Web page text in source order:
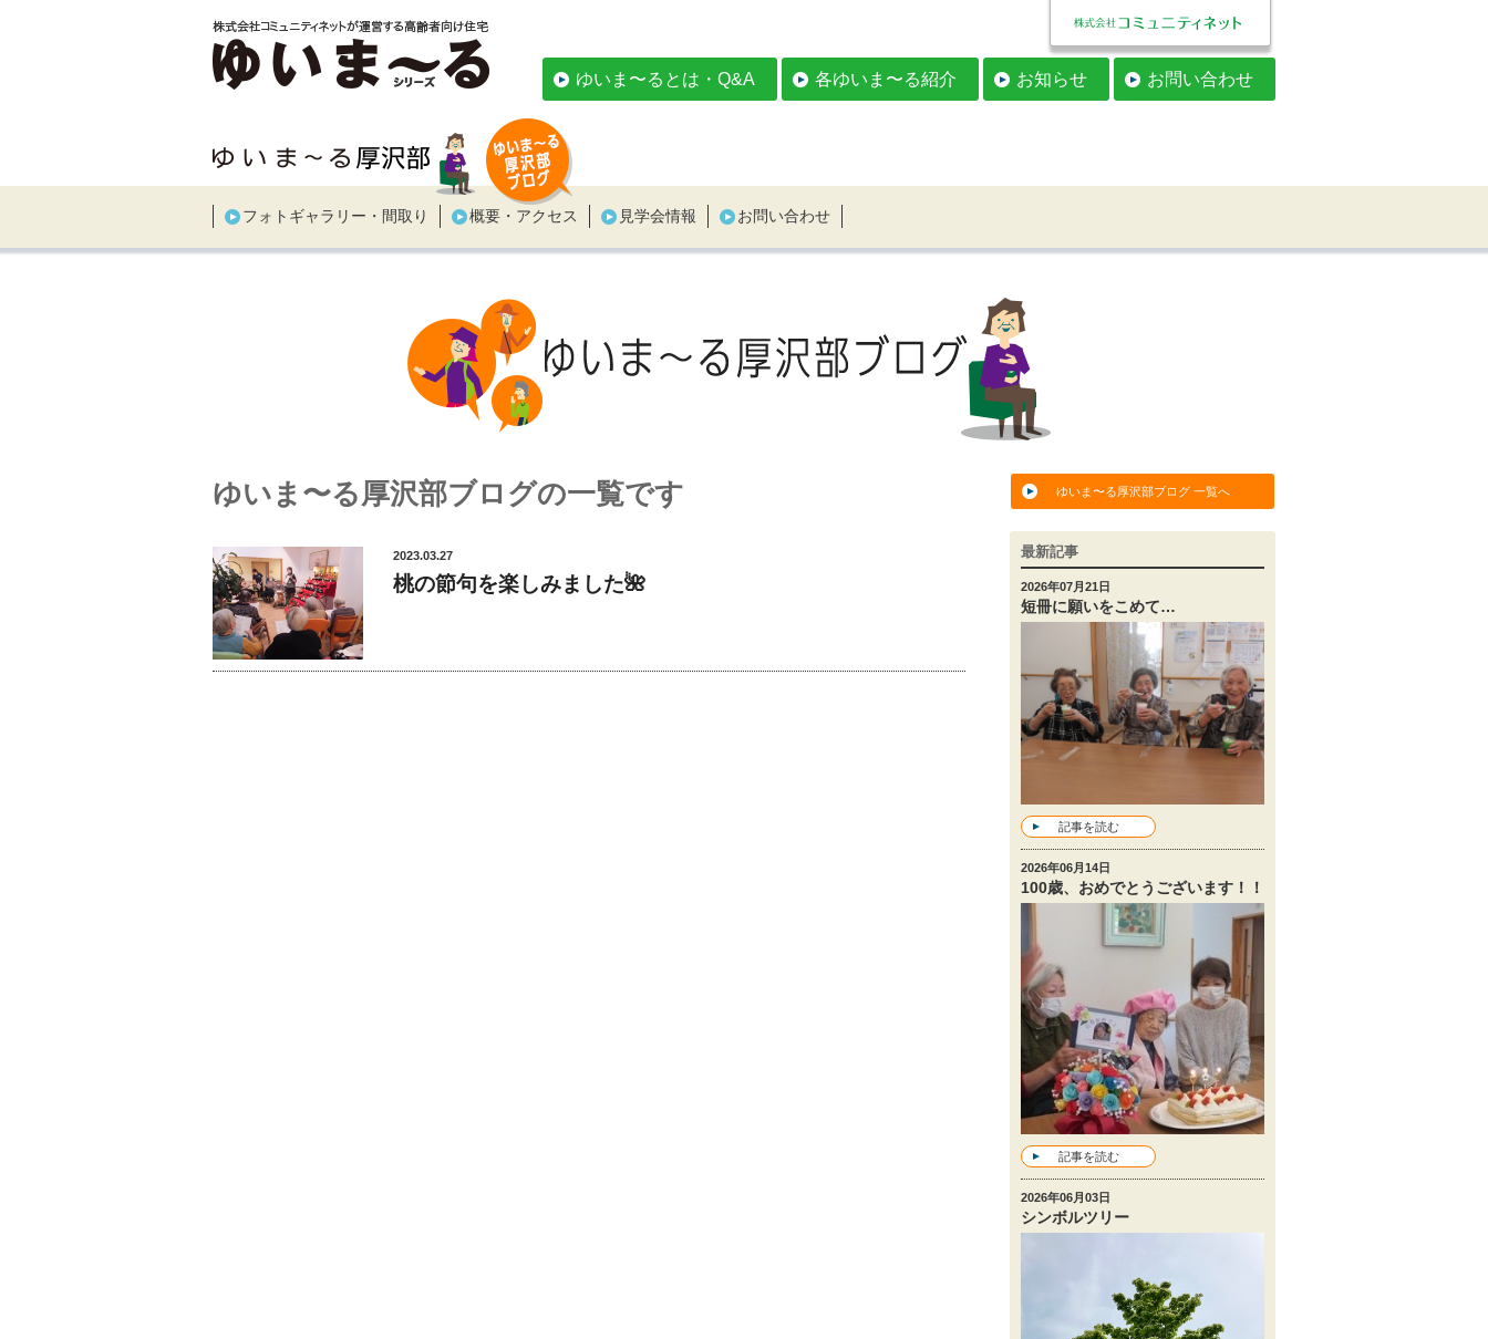
ゆいま〜るとは・Q&A 各ゆいま〜る紹介 お知らせ お問い合わせ
フォトギャラリー・間取り 概要・アクセス 見学会情報 お問い合わせ
ゆいま〜る厚沢部ブログの一覧です
2023.03.27
桃の節句を楽しみました🌺
ゆいま〜る厚沢部ブログ 一覧へ
最新記事
2026年07月21日
短冊に願いをこめて…
記事を読む
2026年06月14日
100歳、おめでとうございます！！
記事を読む
2026年06月03日
シンボルツリー